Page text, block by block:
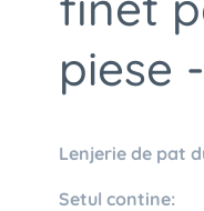
piese
Lenjerie de pat
Setul contine: